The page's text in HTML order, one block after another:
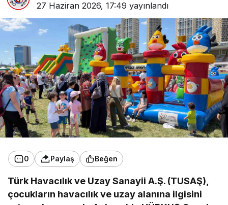
27 Haziran 2026, 17:49 yayınlandı
0 Paylaş Beğen
Türk Havacılık ve Uzay Sanayii A.Ş. (TUSAŞ),
çocukların havacılık ve uzay alanına ilgisini